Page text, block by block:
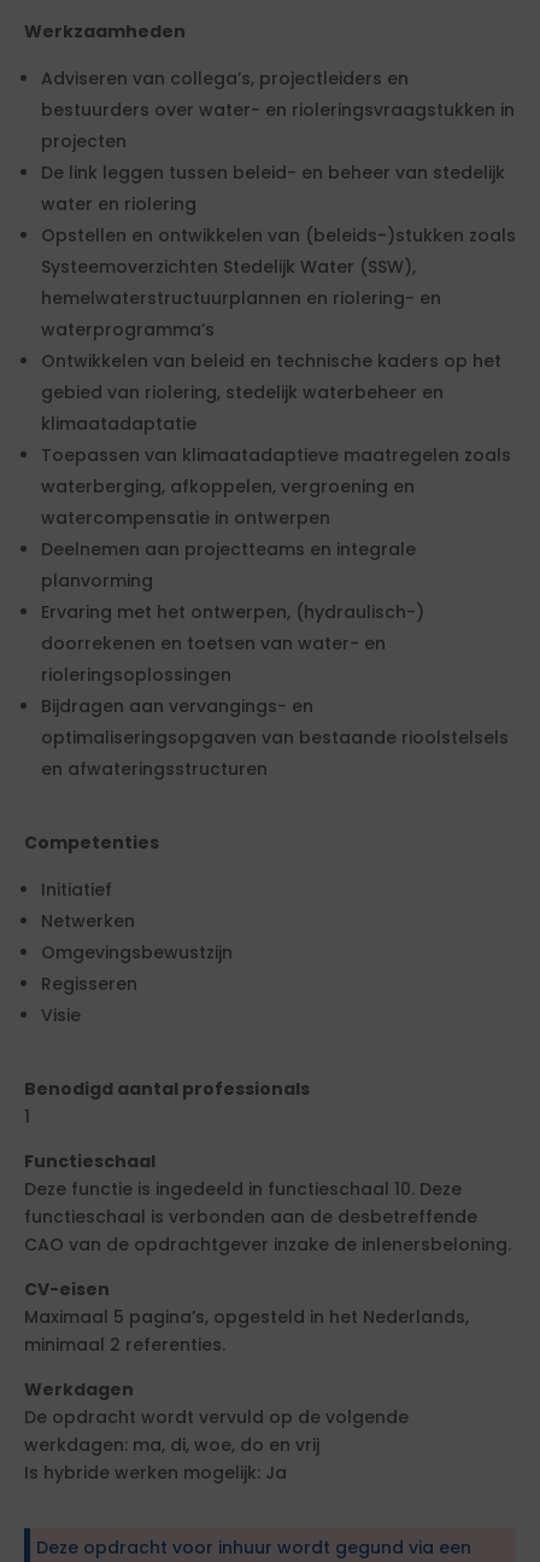
Werkzaamheden
Adviseren van collega’s, projectleiders en
bestuurders over water- en rioleringsvraagstukken in
projecten
De link leggen tussen beleid- en beheer van stedelijk
water en riolering
Opstellen en ontwikkelen van (beleids-)stukken zoals
Systeemoverzichten Stedelijk Water (SSW),
hemelwaterstructuurplannen en riolering- en
waterprogramma’s
Ontwikkelen van beleid en technische kaders op het
gebied van riolering, stedelijk waterbeheer en
klimaatadaptatie
Toepassen van klimaatadaptieve maatregelen zoals
waterberging, afkoppelen, vergroening en
watercompensatie in ontwerpen
Deelnemen aan projectteams en integrale
planvorming
Ervaring met het ontwerpen, (hydraulisch-)
doorrekenen en toetsen van water- en
rioleringsoplossingen
Bijdragen aan vervangings- en
optimaliseringsopgaven van bestaande rioolstelsels
en afwateringsstructuren
Competenties
Initiatief
Netwerken
Omgevingsbewustzijn
Regisseren
Visie
Benodigd aantal professionals
1
Functieschaal
Deze functie is ingedeeld in functieschaal 10. Deze
functieschaal is verbonden aan de desbetreffende
CAO van de opdrachtgever inzake de inlenersbeloning.
CV-eisen
Maximaal 5 pagina’s, opgesteld in het Nederlands,
minimaal 2 referenties.
Werkdagen
De opdracht wordt vervuld op de volgende
werkdagen: ma, di, woe, do en vrij
Is hybride werken mogelijk: Ja
Deze opdracht voor inhuur wordt gegund via een